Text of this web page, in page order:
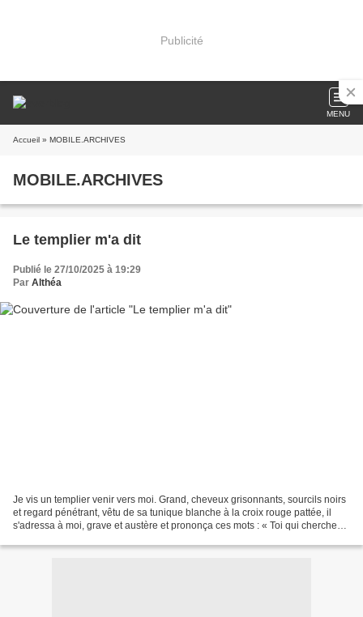
Publicité
MENU
Accueil » MOBILE.ARCHIVES
MOBILE.ARCHIVES
Le templier m'a dit
Publié le 27/10/2025 à 19:29
Par Althéa
Je vis un templier venir vers moi. Grand, cheveux grisonnants, sourcils noirs
et regard pénétrant, vêtu de sa tunique blanche à la croix rouge pattée, il
s'adressa à moi, grave et austère et prononça ces mots : « Toi qui cherches